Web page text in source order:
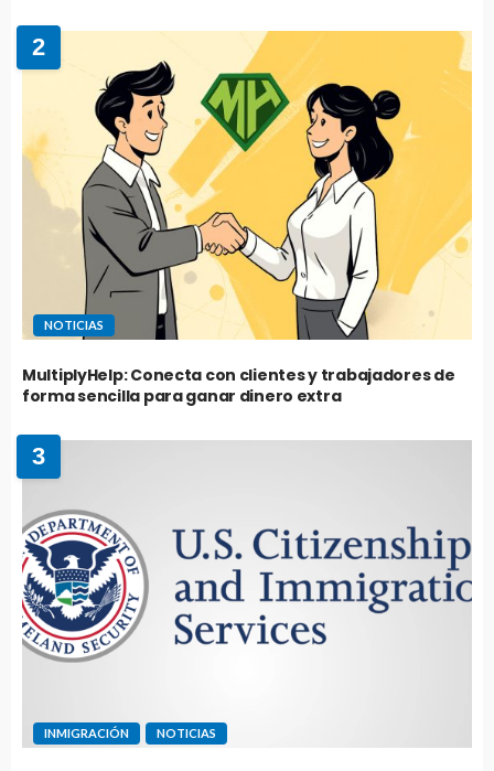
2
NOTICIAS
MultiplyHelp: Conecta con clientes y trabajadores de
forma sencilla para ganar dinero extra
3
INMIGRACIÓN NOTICIAS